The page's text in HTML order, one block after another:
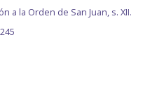
a la Orden de San Juan, s. XII.